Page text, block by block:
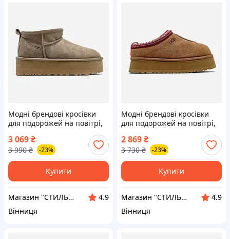
Модні брендові кросівки
для подорожей на повітрі,
UGG Mini Platform Beige 37
3 069₴
3 990 ₴ -23%
Купити
Магазин "СТИЛЬНИЙ МОЛОДІЖНИЙ ОДЯГ"
4.9
Вінниця
Модні брендові кросівки
для подорожей на повітрі,
Chesthut 36
2 869₴
3 730 ₴ -23%
Купити
Магазин "СТИЛЬНИЙ МОЛОДІЖНИЙ ОДЯГ"
4.9
Вінниця